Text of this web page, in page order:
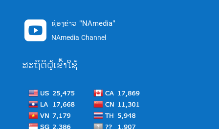
 ຊ່ອງຂ່າວ "NAmedia"
NAmedia Channel
ສະຖິຕິຜູ້ເຂົ້າໃຊ້